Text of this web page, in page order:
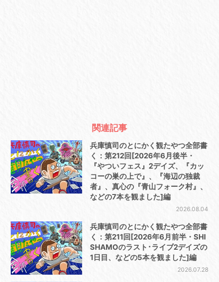
関連記事
兵庫慎司のとにかく観たやつ全部書
く：第212回[2026年6月後半・
『やついフェス』2デイズ、『カッ
コーの巣の上で』、『海辺の独裁
者』、真心の『青山フォーク村』、
などの7本を観ました]編
2026.08.04
兵庫慎司のとにかく観たやつ全部書
く：第211回[2026年6月前半・SHI
SHAMOのラスト･ライブ2デイズの
1日目、などの5本を観ました]編
2026.07.28